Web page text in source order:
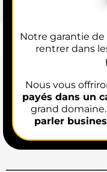
Notre garantie
rentrer dans
Nous vous
payés dans un
grand
parler